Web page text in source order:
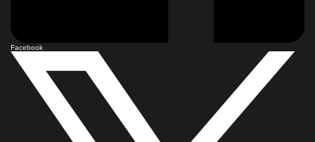
Facebook